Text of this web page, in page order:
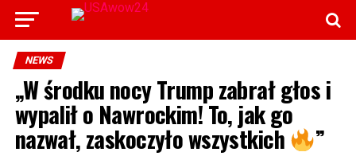
NEWS
„W środku nocy Trump zabrał głos i
wypalił o Nawrockim! To, jak go
nazwał, zaskoczyło wszystkich ”